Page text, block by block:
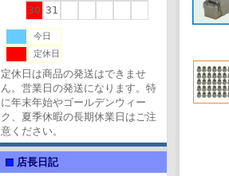
30 31
今日
定休日
定休日は商品の発送はできませ
ん。営業日の発送になります。特
に年末年始やゴールデンウィー
ク、夏季休暇の長期休業日はご注
意ください。
店長日記